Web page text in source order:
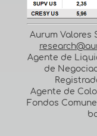
Aurum Valores
Agente de
de
Agente de
Fondos